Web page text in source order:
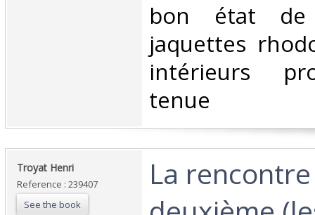
‎bon état de
jaquettes
intérieurs
tenue‎
‎Troyat Henri‎
Reference : 239407
See the book
‎La